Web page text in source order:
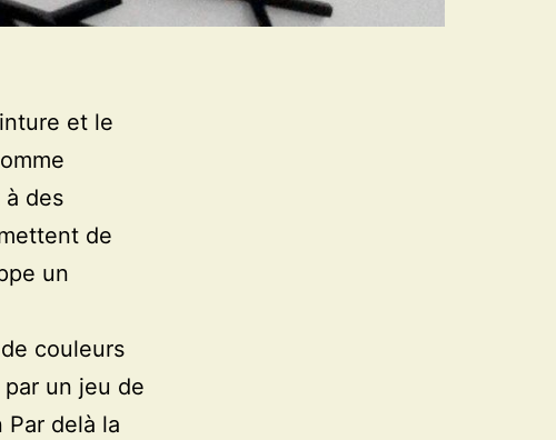
et le
à des
de
un
couleurs
un jeu de
delà la